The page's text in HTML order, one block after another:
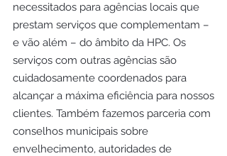
necessitados para agências locais que
prestam serviços que complementam –
e vão além – do âmbito da HPC. Os
serviços com outras agências são
cuidadosamente coordenados para
alcançar a máxima eficiência para nossos
clientes. Também fazemos parceria com
conselhos municipais sobre
envelhecimento, autoridades de